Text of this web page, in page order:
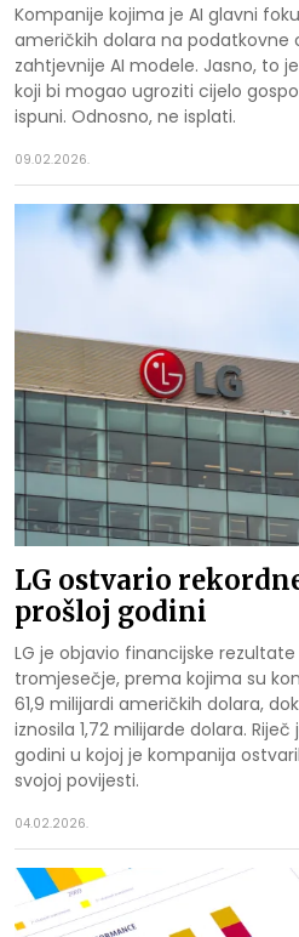
Kompanije kojima je AI glavni
američkih dolara na podatkovne
zahtjevnije AI modele. Jasno, to
koji bi mogao ugroziti cijelo
ispuni. Odnosno, ne isplati.
09.02.2026.
LG ostvario
prošloj godini
LG je objavio financijske
tromjesečje, prema kojima su
61,9 milijardi američkih dolara,
iznosila 1,72 milijarde dolara.
godini u kojoj je kompanija
svojoj povijesti.
04.02.2026.